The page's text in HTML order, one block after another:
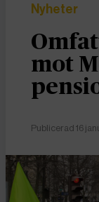
Nyheter
mot
Publicerad 16